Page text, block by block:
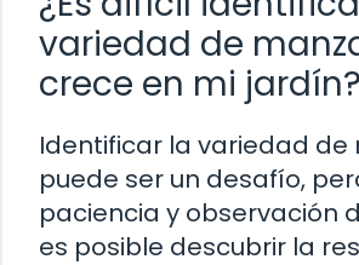
variedad de
crece en mi jardín?
Identificar la variedad de
puede ser un desafío,
paciencia y observación
es posible descubrir la